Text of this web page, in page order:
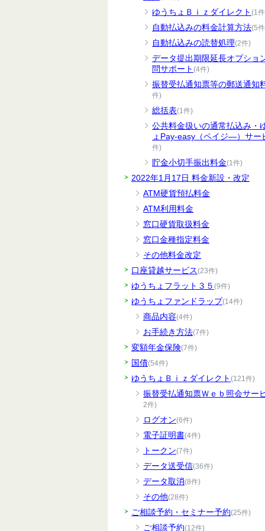
ゆうちょＢｉｚダイレクト (1
自動払込みの料金計算方法(5
自動払込みの読替処理(2件)
データ提出期限延長オプショ
問サポート (4件)
振替受払通知票等の郵送通知
件)
総括表(1件)
公共料金扱いの通常払込み・
ょPay-easy（ペイジ―）サー
件)
貯金小切手振出料金(1件)
2022年1月17日 料金新設・改定
ATM硬貨預払料金
ATM利用料金
窓口硬貨取扱料金
窓口金種指定料金
その他料金改定
口座貸越サービス(23件)
ゆうちょフラット３５ (9件)
ゆうちょファンドラップ(14件)
商品内容(4件)
お手続き方法(7件)
変額年金保険(7件)
国債(54件)
ゆうちょＢｉｚダイレクト (121件)
振替受払通知票Ｗｅｂ照会サー
2件)
ログオン(6件)
電子証明書(4件)
トークン(7件)
データ送受信(36件)
データ取消(8件)
その他(28件)
ご相談予約・セミナー予約(25件)
ご相談予約(12件)